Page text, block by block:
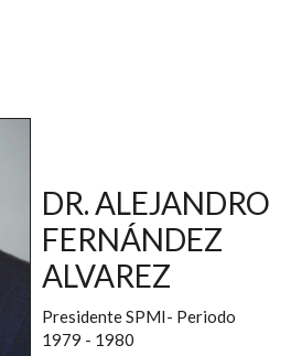
DR. ALEJANDRO
FERNÁNDEZ
ALVAREZ
Presidente SPMI- Periodo
1979 - 1980